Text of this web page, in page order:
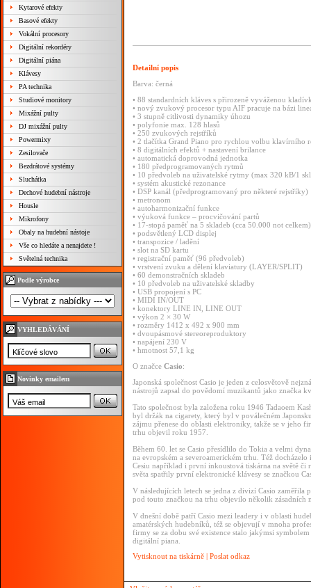
Kytarové efekty
Basové efekty
Vokální procesory
Digitální rekordéry
Digitální piána
Klávesy
PA technika
Studiové monitory
Mixážní pulty
DJ mixážní pulty
Powermixy
Zesilovače
Bezdrátové systémy
Sluchátka
Dechové hudební nástroje
Housle
Mikrofony
Obaly na hudební nástoje
Vše co hledáte a nenajdete !
Světelná technika
Podle výrobce
VYHLEDÁVÁNÍ
Novinky emailem
Detailní popis
Barva: černá
• 88 standardních kláves s přirozeně vyváženou
• nový zvukový procesor typu AIF pracuje na bázi
• 3 stupně citlivosti dynamiky úhozu
• polyfonie max. 128 hlasů
• 250 zvukových rejstříků
• 2 tlačítka Grand Piano pro rychlou volbu klavírního
• 8 digitálních efektů + nastavení brilance
• automatická doprovodná jednotka
• 180 předprogramovaných rytmů
• 10 předvoleb na uživatelské rytmy (max 320 kB/1
• systém akustické rezonance
• DSP kanál (předprogramovaný pro některé rejstříky)
• metronom
• autoharmonizační funkce
• výuková funkce – procvičování partů
• 17-stopá paměť na 5 skladeb (cca 50.000 not celkem)
• podsvětlený LCD displej
• transpozice / ladění
• slot na SD kartu
• registrační paměť (96 předvoleb)
• vrstvení zvuku a dělení klaviatury (LAYER/SPLIT)
• 60 demonstračních skladeb
• 10 předvoleb na uživatelské skladby
• USB propojení s PC
• MIDI IN/OUT
• konektory LINE IN, LINE OUT
• výkon 2 × 30 W
• rozměry 1412 x 492 x 900 mm
• dvoupásmové stereoreproduktory
• napájení 230 V
• hmotnost 57,1 kg
O značce Casio:
Japonská společnost Casio je jeden z celosvětově
nástrojů zapsal do povědomí muzikantů jako značka
Tato společnost byla založena roku 1946 Tadaoem
byl držák na cigarety, který byl v poválečném
zájmu přenese do oblasti elektroniky, takže se v jeho
trhu objevil roku 1957.
Během 60. let se Casio přesídlilo do Tokia a velmi
na evropském a severoamerickém trhu. Též
Cesiu například i první inkoustová tiskárna na světě
světa spatřily první elektronické klávesy se značkou
V následujících letech se jedna z divizí Casio zaměřila
pod touto značkou na trhu objevilo několik zásadních
V dnešní době patří Casio mezi leadery i v oblasti
amatérských hudebníků, též se objevují v mnoha
firmy se za dobu své existence stalo jakýmsi
digitální piana.
Vytisknout na tiskárně | Poslat odkaz